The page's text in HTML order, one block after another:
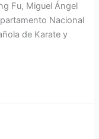
Fu, Miguel Ángel
Nacional
de Karate y